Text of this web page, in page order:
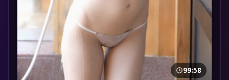
99:58